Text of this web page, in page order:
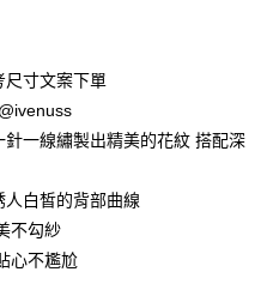
後，將跳轉至「AFTEE先享後付」
即可完成結帳。
簡訊。
簡訊中的連結，可透過四大超商／
方視為交易完成。
費，但若您需要取消訂單，請聯絡
單仍視為有效，需透過AFTEE先享
關疑問，請聯繫「AFTEE先享後付
support/home
費
運費
費
尺寸文案下單
一線繡製出精美的花紋 搭配深
白皙的背部曲線
不勾紗
心不尷尬